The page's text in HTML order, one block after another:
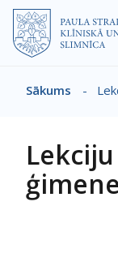
Pārlekt uz galveno
Sākums -